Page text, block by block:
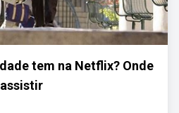
tem na Netflix? Onde
assistir